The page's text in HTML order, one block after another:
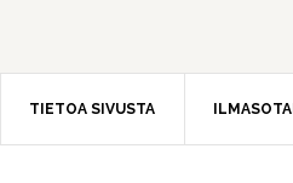
TIETOA SIVUSTA